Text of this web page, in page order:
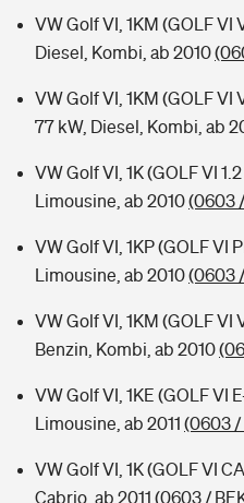
VW Golf VI, 1KM (GOLF VI
Diesel, Kombi, ab 2010
VW Golf VI, 1KM (GOLF VI
77 kW, Diesel, Kombi, ab
VW Golf VI, 1K (GOLF VI
Limousine, ab 2010(0603
VW Golf VI, 1KP (GOLF VI
Limousine, ab 2010(0603
VW Golf VI, 1KM (GOLF VI
Benzin, Kombi, ab 2010
VW Golf VI, 1KE (GOLF VI
Limousine, ab 2011 (0603 /
VW Golf VI, 1K (GOLF VI
Cabrio, ab 2011 (0603 /